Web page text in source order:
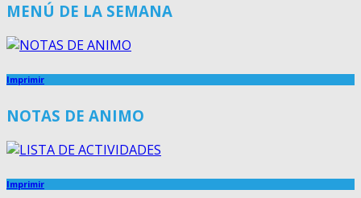
MENÚ DE LA SEMANA
Imprimir
NOTAS DE ANIMO
Imprimir